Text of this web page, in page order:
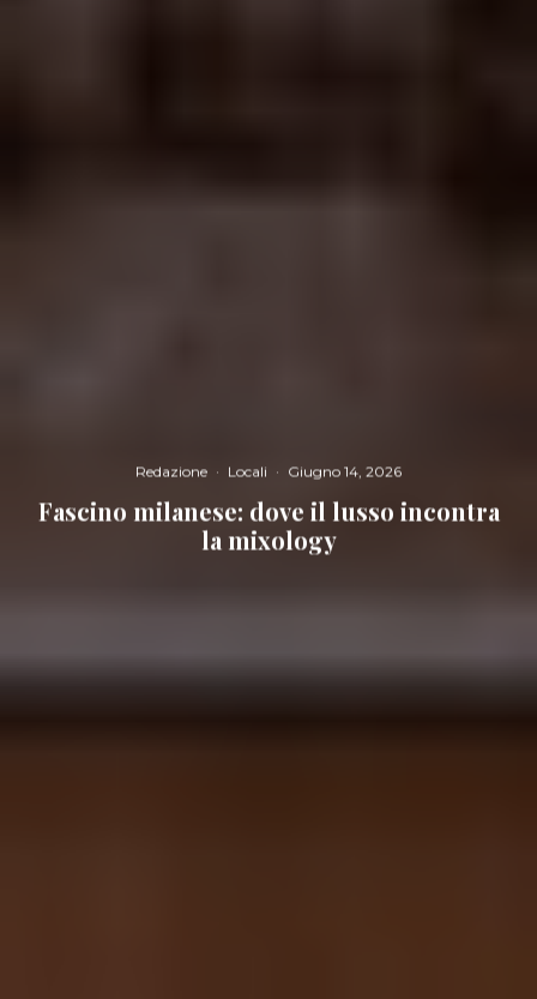
Redazione · Locali · Giugno 14, 2026
Fascino milanese: dove il lusso incontra
la mixology